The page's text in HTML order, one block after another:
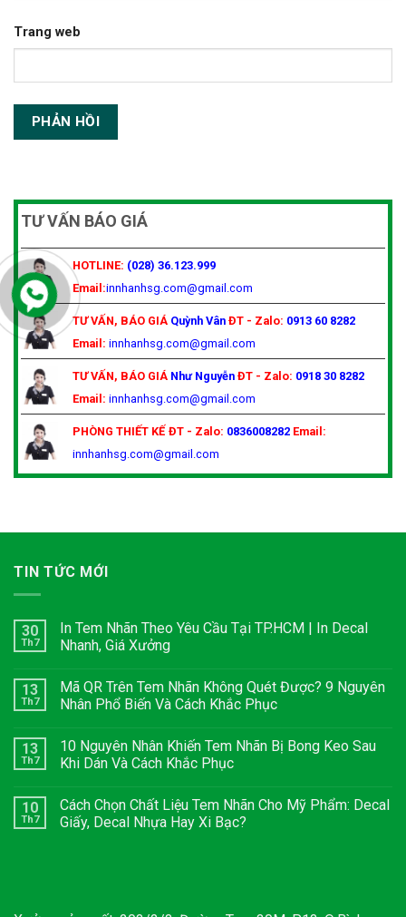
Trang web
TƯ VẤN BÁO GIÁ
HOTLINE: (028) 36.123.999
Email:innhanhsg.com@gmail.com
TƯ VẤN, BÁO GIÁ Quỳnh Vân ĐT - Zalo: 0913 60 8282
Email: innhanhsg.com@gmail.com
TƯ VẤN, BÁO GIÁ Như Nguyễn ĐT - Zalo: 0918 30 8282
Email: innhanhsg.com@gmail.com
PHÒNG THIẾT KẾ ĐT - Zalo: 0836008282 Email:
innhanhsg.com@gmail.com
TIN TỨC MỚI
30
Th7
In Tem Nhãn Theo Yêu Cầu Tại TP.HCM | In Decal
Nhanh, Giá Xưởng
13
Th7
Mã QR Trên Tem Nhãn Không Quét Được? 9 Nguyên
Nhân Phổ Biến Và Cách Khắc Phục
13
Th7
10 Nguyên Nhân Khiến Tem Nhãn Bị Bong Keo Sau
Khi Dán Và Cách Khắc Phục
10
Th7
Cách Chọn Chất Liệu Tem Nhãn Cho Mỹ Phẩm: Decal
Giấy, Decal Nhựa Hay Xi Bạc?